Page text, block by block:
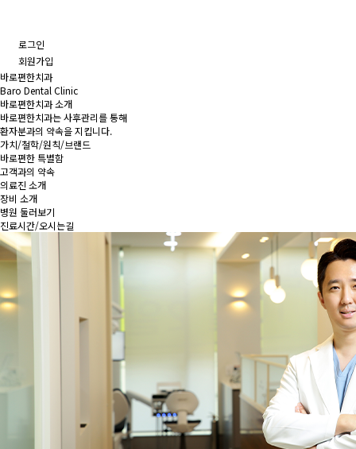
로그인
회원가입
바로편한치과
Baro Dental Clinic
바로편한치과 소개
바로편한치과는 사후관리를 통해
환자분과의 약속을 지킵니다.
가치/철학/원칙/브랜드
바로편한 특별함
고객과의 약속
의료진 소개
장비 소개
병원 둘러보기
진료시간/오시는길